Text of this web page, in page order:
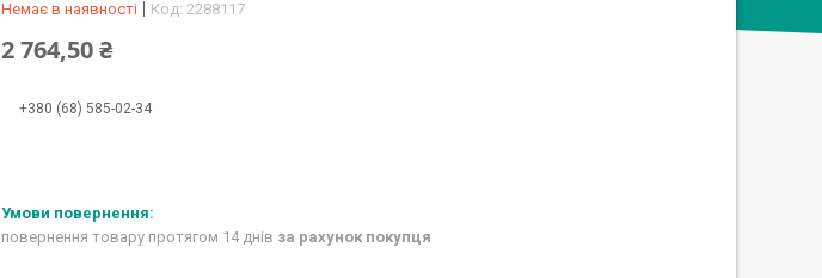
Немає в наявності Код: 2288117
2 764,50 ₴
+380 (68) 585-02-34
повернення товару протягом 14 днів за рахунок покупця